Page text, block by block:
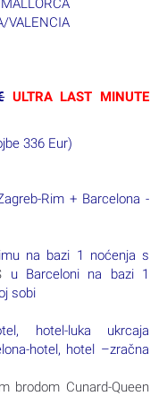
ULTRA LAST MINUTE
336 Eur)
Rim + Barcelona -
na bazi 1 noćenja s
u Barceloni na bazi 1
sobi
hotel-luka ukrcaja
hotel, hotel –zračna
brodom Cunard-Queen